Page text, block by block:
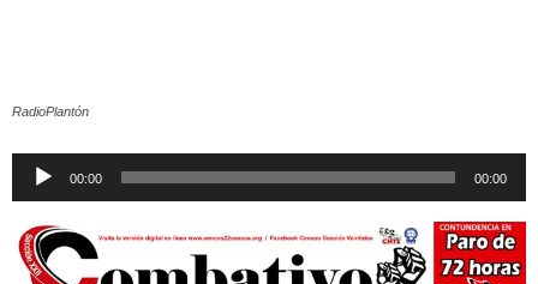
RadioPlantón
Reproductor
00:00 00:00